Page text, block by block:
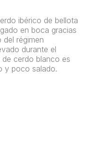
ibérico de bellota
en boca gracias
régimen
durante el
cerdo blanco es
y poco salado.